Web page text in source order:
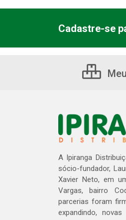
Cadastre-se
A Ipiranga
sócio-fundador,
Xavier Neto, em
Vargas, bairro
parcerias foram
expandindo,